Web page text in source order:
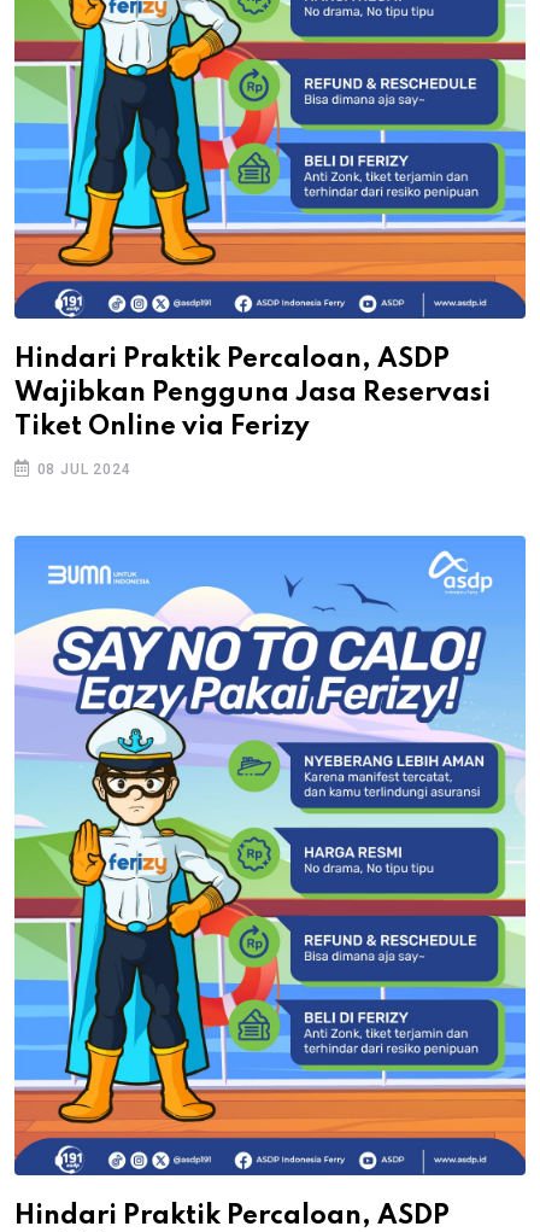
Hindari Praktik Percaloan, ASDP
Wajibkan Pengguna Jasa Reservasi
Tiket Online via Ferizy
08 JUL 2024
Hindari Praktik Percaloan, ASDP